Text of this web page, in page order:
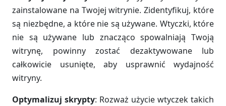
zainstalowane na Twojej witrynie. Zidentyfikuj, które
są niezbędne, a które nie są używane. Wtyczki, które
nie są używane lub znacząco spowalniają Twoją
witrynę, powinny zostać dezaktywowane lub
całkowicie usunięte, aby usprawnić wydajność
witryny.
Optymalizuj skrypty: Rozważ użycie wtyczek takich